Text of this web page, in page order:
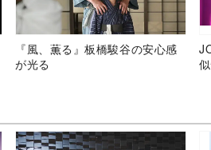
『風、薫る』板橋駿谷の安心感
が光る